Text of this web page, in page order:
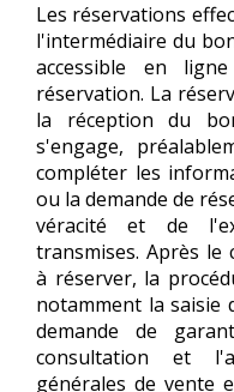
Les réservations
l'intermédiaire du
accessible en
réservation. La
la réception du
s'engage,
compléter les
ou la demande de
véracité et de
transmises. Après
à réserver, la
notamment la saisie
demande de
consultation et
générales de vente